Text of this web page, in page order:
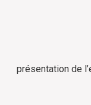
présentation de